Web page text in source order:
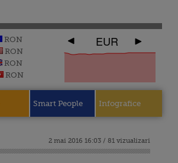
RON
RON
RON
RON
EUR
Smart People Infografice
2 mai 2016 16:03 / 81 vizualizari